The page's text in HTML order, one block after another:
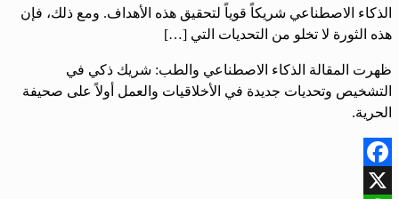
الذكاء الاصطناعي شريكاً قوياً لتحقيق هذه الأهداف. ومع ذلك، فإن
هذه الثورة لا تخلو من التحديات التي […]
ظهرت المقالة الذكاء الاصطناعي والطب: شريك ذكي في
التشخيص وتحديات جديدة في الأخلاقيات والعمل أولاً على صحيفة
الحرية.
Facebook